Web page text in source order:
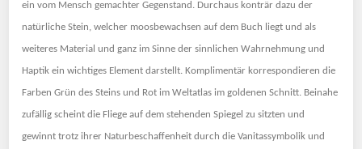
ein vom Mensch gemachter Gegenstand. Durchaus konträr dazu der
natürliche Stein, welcher moosbewachsen auf dem Buch liegt und als
weiteres Material und ganz im Sinne der sinnlichen Wahrnehmung und
Haptik ein wichtiges Element darstellt. Komplimentär korrespondieren die
Farben Grün des Steins und Rot im Weltatlas im goldenen Schnitt. Beinahe
zufällig scheint die Fliege auf dem stehenden Spiegel zu sitzten und
gewinnt trotz ihrer Naturbeschaffenheit durch die Vanitassymbolik und